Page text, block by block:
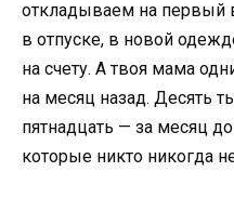
откладываем на первый
в отпуске, в новой
на счету. А твоя мама
на месяц назад. Десять
пятнадцать — за месяц
которые никто никогда